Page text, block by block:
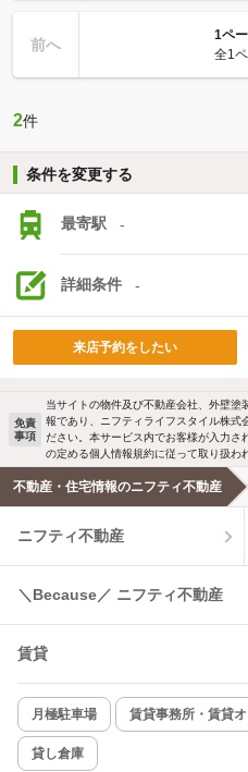
前へ
1ペ
全1
2件
条件を変更する
最寄駅 -
詳細条件 -
来店予約をしたい
免責
事項
当サイトの物件及び不動産会社、外壁
報であり、ニフティライフスタイル株式
ださい。本サービス内でお客様が入力さ
の定める個人情報規約に従って取り扱わ
不動産・住宅情報のニフティ不動産
ニフティ不動産
＼Because／ ニフティ不動産
賃貸
月極駐車場 賃貸事務所・賃貸
貸し倉庫